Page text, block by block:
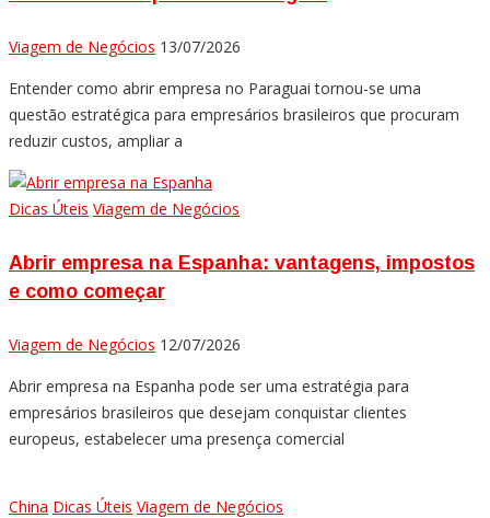
Viagem de Negócios 13/07/2026
Entender como abrir empresa no Paraguai tornou-se uma
questão estratégica para empresários brasileiros que procuram
reduzir custos, ampliar a
Dicas Úteis Viagem de Negócios
Abrir empresa na Espanha: vantagens, impostos
e como começar
Viagem de Negócios 12/07/2026
Abrir empresa na Espanha pode ser uma estratégia para
empresários brasileiros que desejam conquistar clientes
europeus, estabelecer uma presença comercial
China Dicas Úteis Viagem de Negócios